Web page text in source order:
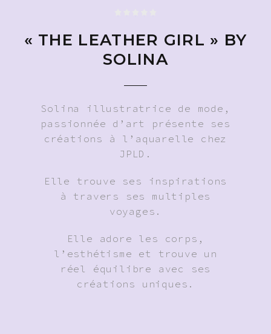
« THE LEATHER GIRL » BY
SOLINA
Solina illustratrice de mode,
passionnée d’art présente ses
créations à l’aquarelle chez
JPLD.
Elle trouve ses inspirations
à travers ses multiples
voyages.
Elle adore les corps,
l’esthétisme et trouve un
réel équilibre avec ses
créations uniques.